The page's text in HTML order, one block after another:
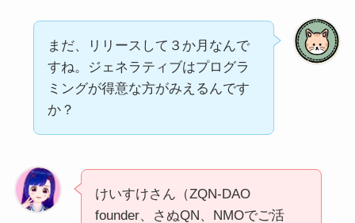
まだ、リリースして３か月なんで
すね。ジェネラティブはプログラ
ミングが得意な方がみえるんです
か？
けいすけさん（ZQN-DAO
founder、さぬQN、NMOでご活